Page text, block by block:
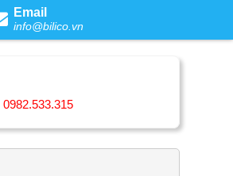
Email
info@bilico.vn
0982.533.315